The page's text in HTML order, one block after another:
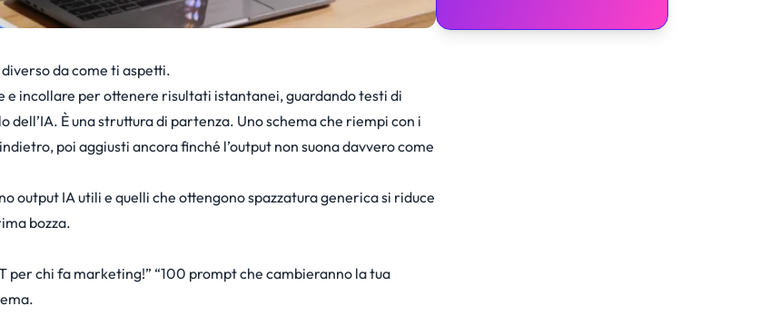
da come ti aspetti.
e incollare per ottenere risultati istantanei, guardando testi di
È una struttura di partenza. Uno schema che riempi con i
poi aggiusti ancora finché l’output non suona davvero come
output IA utili e quelli che ottengono spazzatura generica si riduce
bozza.
chi fa marketing!” “100 prompt che cambieranno la tua